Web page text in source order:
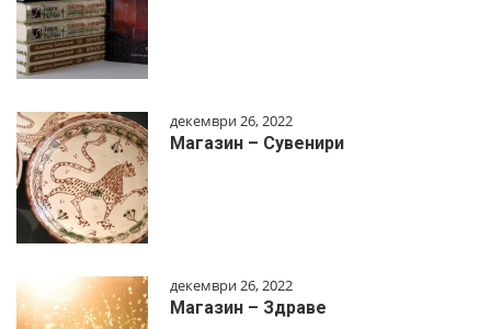
декември 26, 2022
Магазин – Сувенири
декември 26, 2022
Магазин – Здраве